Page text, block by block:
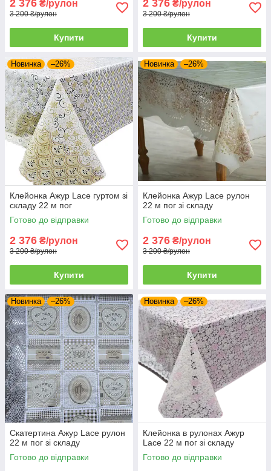
2 376 ₴/рулон
3 200 ₴/рулон
Купити
2 376 ₴/рулон
3 200 ₴/рулон
Купити
Новинка –26%
Клейонка Ажур Lace гуртом зі
складу 22 м пог
Готово до відправки
2 376 ₴/рулон
3 200 ₴/рулон
Купити
Новинка –26%
Клейонка Ажур Lace рулон
22 м пог зі складу
Готово до відправки
2 376 ₴/рулон
3 200 ₴/рулон
Купити
Новинка –26%
Скатертина Ажур Lace рулон
22 м пог зі складу
Готово до відправки
Новинка –26%
Клейонка в рулонах Ажур
Lace 22 м пог зі складу
Готово до відправки